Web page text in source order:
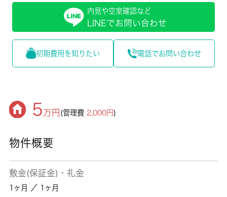
内見や空室確認など
LINEでお問い合わせ
初期費用を知りたい 電話でお問い合わせ
5万円 (管理費 2,000円)
物件概要
敷金(保証金)・礼金
1ヶ月 ／ 1ヶ月